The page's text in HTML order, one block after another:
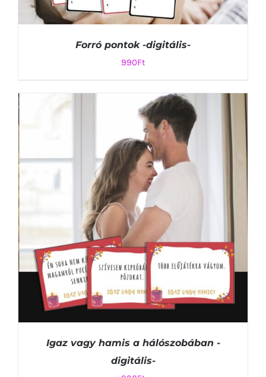
KOSÁRBA TESZEM
/
Forró pontok -digitális-
990Ft
Igaz vagy hamis a hálószobában -
digitális-